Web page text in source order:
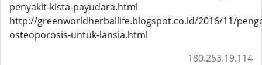
penyakit-kista-payudara.html
http://greenworldherballife.blogspot.co.id/2016/11/
osteoporosis-untuk-lansia.html
180.253.19.114